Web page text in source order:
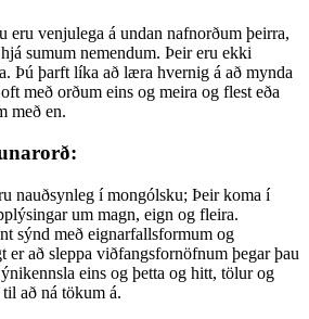
eru venjulega á undan nafnorðum þeirra,
sumum nemendum. Þeir eru ekki
Þú þarft líka að læra hvernig á að mynda
með orðum eins og meira og flest eða
með en.
nauðsynleg í mongólsku; Þeir koma í
um magn, eign og fleira.
sýnd með eignarfallsformum og
að sleppa viðfangsfornöfnum þegar þau
eins og þetta og hitt, tölur og
að ná tökum á.